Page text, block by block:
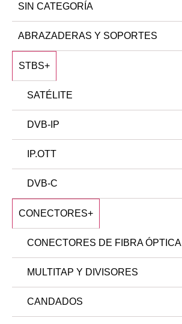
SIN CATEGORÍA
ABRAZADERAS Y SOPORTES
STBS+
SATÉLITE
DVB-IP
IP.OTT
DVB-C
CONECTORES+
CONECTORES DE FIBRA ÓPTICA
MULTITAP Y DIVISORES
CANDADOS